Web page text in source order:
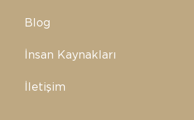
Blog
İnsan Kaynakları
İletişim